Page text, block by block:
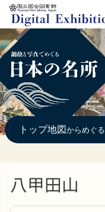
Jump to main content
トップ地図 からめぐる
八甲田山